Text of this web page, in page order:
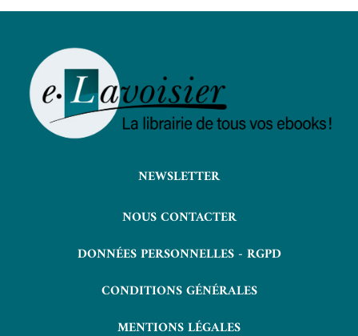
NEWSLETTER
NOUS CONTACTER
DONNÉES PERSONNELLES - RGPD
CONDITIONS GÉNÉRALES
MENTIONS LÉGALES